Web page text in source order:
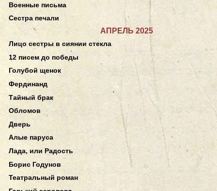
Военные письма
Сестра печали
АПРЕЛЬ 2025
Лицо сестры в сиянии стекла
12 писем до победы
Голубой щенок
Фердинанд
Тайный брак
Обломов
Дверь
Алые паруса
Лада, или Радость
Борис Годунов
Театральный роман